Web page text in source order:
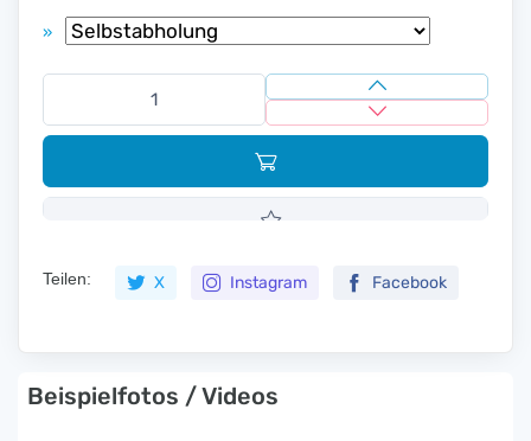
»
Teilen: X Instagram Facebook
Beispielfotos / Videos